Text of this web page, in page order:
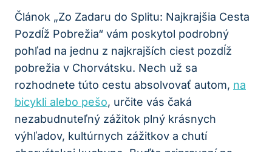
Článok „Zo Zadaru do Splitu: Najkrajšia Cesta
Pozdĺž Pobrežia“ vám poskytol podrobný
pohľad na jednu z najkrajších ciest pozdĺž
pobrežia v Chorvátsku. Nech už sa
rozhodnete túto cestu absolvovať autom, na
bicykli alebo pešo, určite vás čaká
nezabudnuteľný zážitok plný krásnych
výhľadov, kultúrnych zážitkov a chutí